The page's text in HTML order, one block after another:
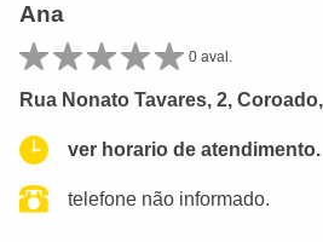
Ana
0 aval.
Rua Nonato Tavares, 2,
ver horario de atendimento.
telefone não informado.